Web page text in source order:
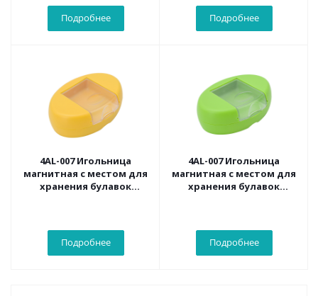
Подробнее Подробнее
4AL-007 Игольница
магнитная с местом для
хранения булавок
Подробнее
4AL-007 Игольница
магнитная с местом для
хранения булавок
Подробнее